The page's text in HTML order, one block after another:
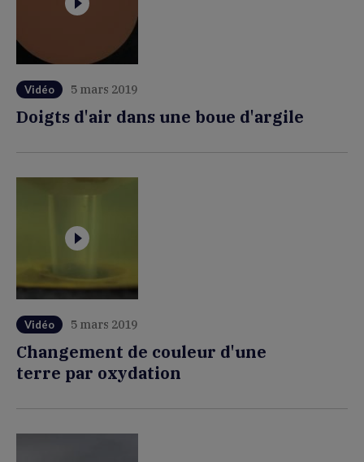
Vidéo 5 mars 2019
Doigts d'air dans une boue d'argile
Vidéo 5 mars 2019
Changement de couleur d'une
terre par oxydation